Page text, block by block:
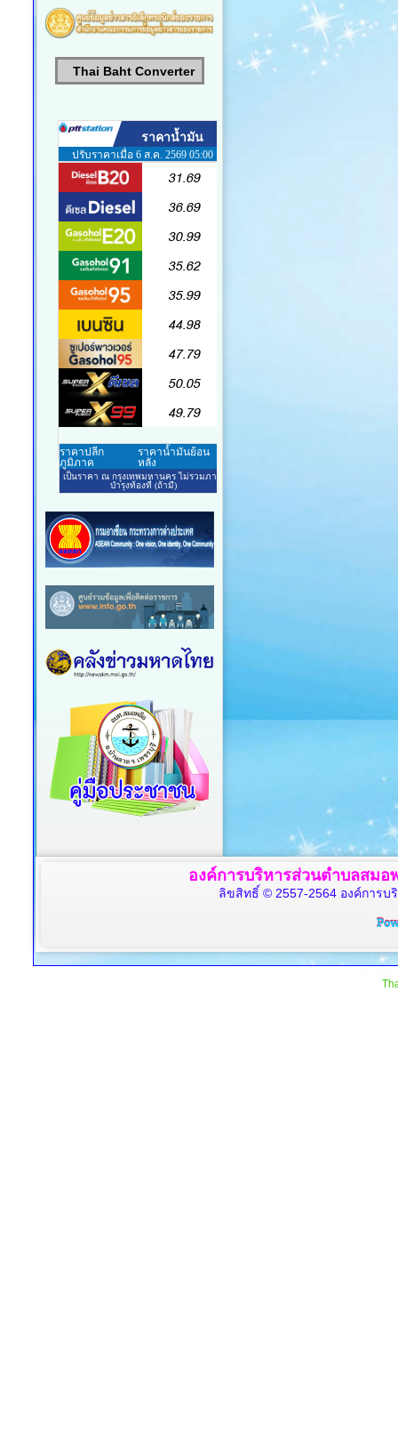
Thai Baht Converter
องค์การบริหารส่วนตำบลสมอ
ลิขสิทธิ์ © 2557-2564 องค์การ